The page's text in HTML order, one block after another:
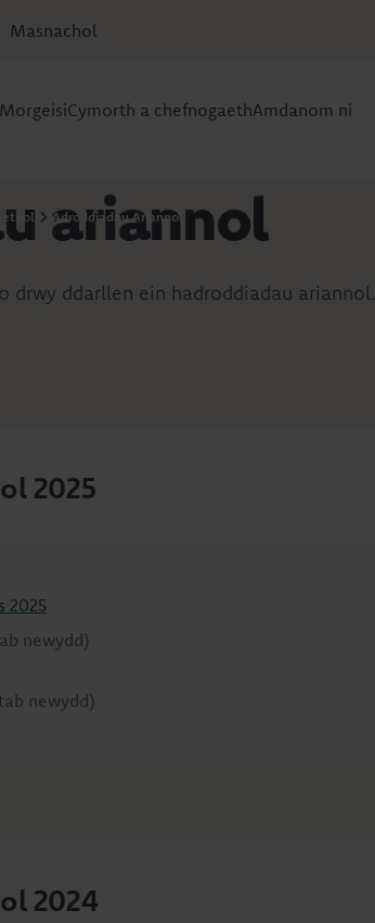
Masnachol
MorgeisiCymorth a chefnogaethAmdanom ni
Adroddiadau Ariannol
ariannol
drwy ddarllen ein hadroddiadau ariannol.
2025
2025
newydd)
newydd)
2024